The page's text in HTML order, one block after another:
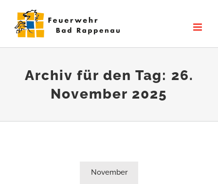
Inhalt
Archiv für den Tag: 26.
November 2025
November